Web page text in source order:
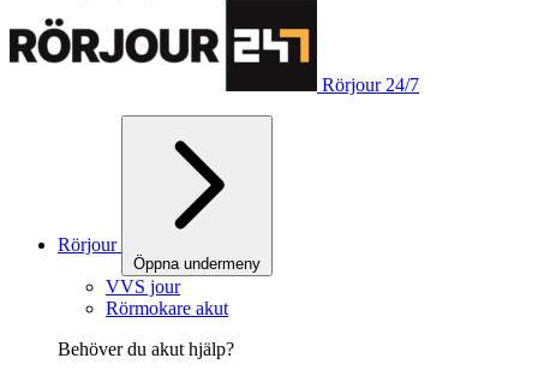
Rörjour 24/7
Rörjour
Öppna undermeny
VVS jour
Rörmokare akut
Behöver du akut hjälp?